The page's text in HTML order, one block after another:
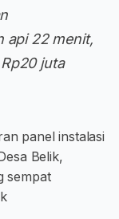
api 22 menit,
juta
panel instalasi
Belik,
sempat